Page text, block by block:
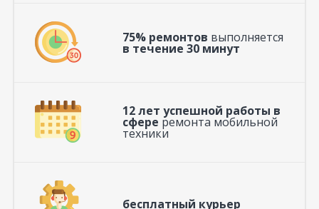
75% ремонтов выполняется
в течение 30 минут
12 лет успешной работы в
сфере ремонта мобильной
техники
бесплатный курьер